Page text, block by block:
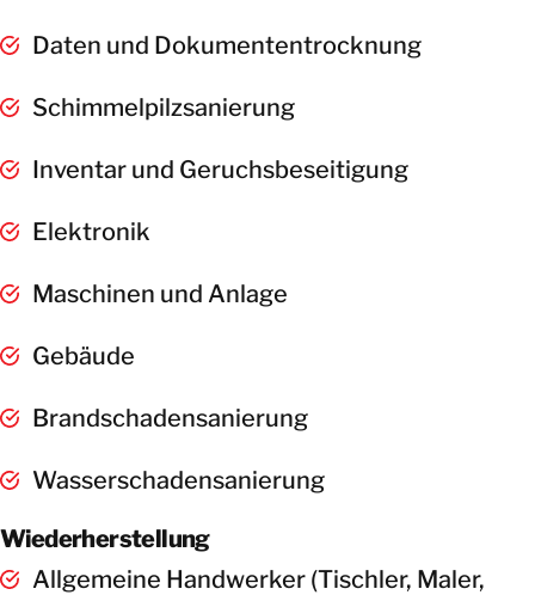
Daten und Dokumententrocknung
Schimmelpilzsanierung
Inventar und Geruchsbeseitigung
Elektronik
Maschinen und Anlage
Gebäude
Brandschadensanierung
Wasserschadensanierung
Wiederherstellung
Allgemeine Handwerker (Tischler, Maler,